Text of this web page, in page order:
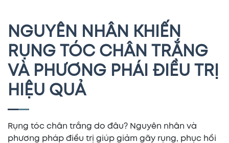
NGUYÊN NHÂN KHIẾN
RỤNG TÓC CHÂN TRẮNG
VÀ PHƯƠNG PHÁI ĐIỀU TRỊ
HIỆU QUẢ
Rụng tóc chân trắng do đâu? Nguyên nhân và
phương pháp điều trị giúp giảm gãy rụng, phục hồi